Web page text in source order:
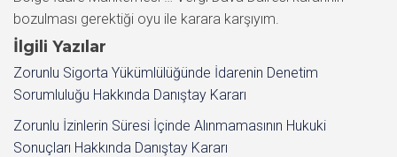
İlgili Yazılar
Zorunlu Sigorta Yükümlülüğünde İdarenin Denetim
Sorumluluğu Hakkında Danıştay Kararı
Zorunlu İzinlerin Süresi İçinde Alınmamasının Hukuki
Sonuçları Hakkında Danıştay Kararı